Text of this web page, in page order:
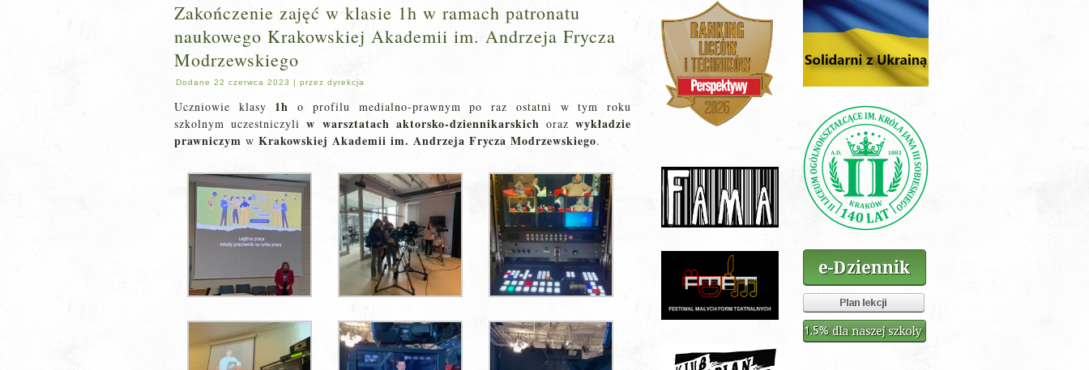
Zakończenie zajęć w klasie 1h w ramach patronatu
naukowego Krakowskiej Akademii im. Andrzeja Frycza
Modrzewskiego
Dodane 22 czerwca 2023 | przez dyrekcja
Uczniowie klasy 1h o profilu medialno-prawnym po raz ostatni w tym roku
szkolnym uczestniczyliw warsztatach aktorsko-dziennikarskich orazwykładzie
prawniczym w Krakowskiej Akademii im. Andrzeja Frycza Modrzewskiego.